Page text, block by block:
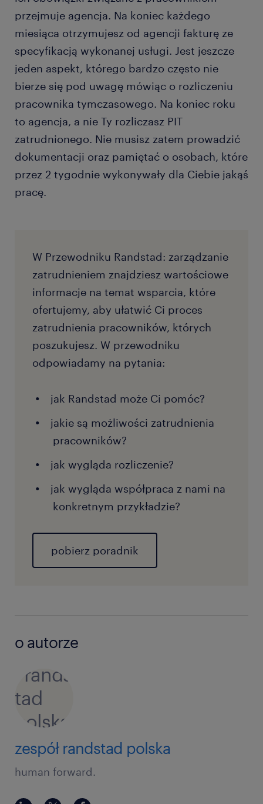
przejmuje agencja. Na koniec każdego
miesiąca otrzymujesz od agencji fakturę ze
specyfikacją wykonanej usługi. Jest jeszcze
jeden aspekt, którego bardzo często nie
bierze się pod uwagę mówiąc o rozliczeniu
pracownika tymczasowego. Na koniec roku
to agencja, a nie Ty rozliczasz PIT
zatrudnionego. Nie musisz zatem prowadzić
dokumentacji oraz pamiętać o osobach, które
przez 2 tygodnie wykonywały dla Ciebie jakąś
pracę.
W Przewodniku Randstad: zarządzanie
zatrudnieniem znajdziesz wartościowe
informacje na temat wsparcia, które
ofertujemy, aby ułatwić Ci proces
zatrudnienia pracowników, których
poszukujesz. W przewodniku
odpowiadamy na pytania:
jak Randstad może Ci pomóc?
jakie są możliwości zatrudnienia
pracowników?
jak wygląda rozliczenie?
jak wygląda współpraca z nami na
konkretnym przykładzie?
pobierz poradnik
o autorze
zespół randstad polska
human forward.